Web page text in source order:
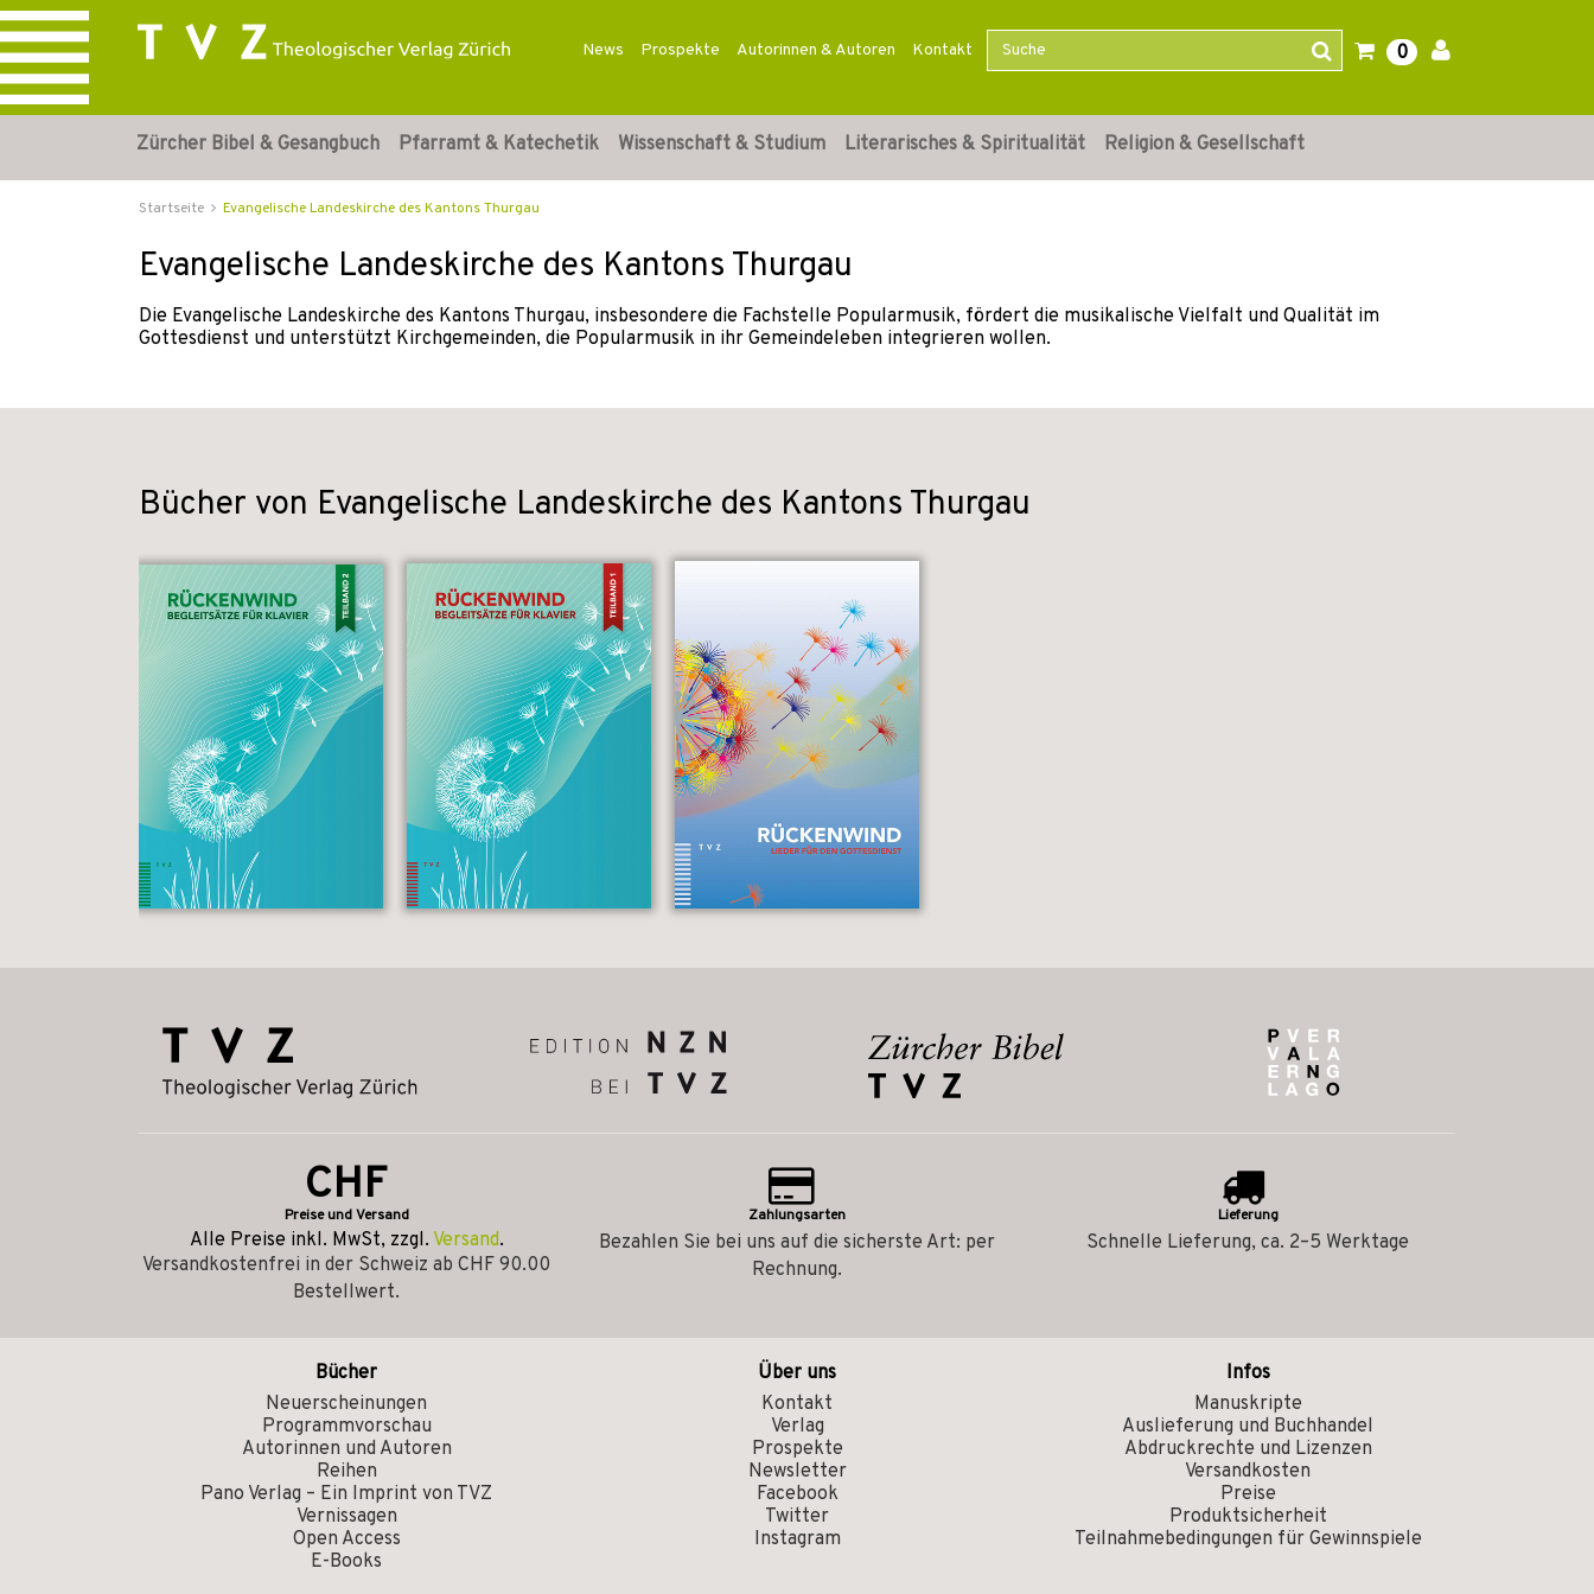
News Prospekte Autorinnen & Autoren Kontakt 0
Zürcher Bibel & Gesangbuch Pfarramt & Katechetik Wissenschaft & Studium Literarisches & Spiritualität Religion & Gesellschaft
Startseite Evangelische Landeskirche des Kantons Thurgau
Evangelische Landeskirche des Kantons Thurgau
Die Evangelische Landeskirche des Kantons Thurgau, insbesondere die Fachstelle Popularmusik, fördert die musikalische Vielfalt und Qualität im
Gottesdienst und unterstützt Kirchgemeinden, die Popularmusik in ihr Gemeindeleben integrieren wollen.
Bücher von Evangelische Landeskirche des Kantons Thurgau
CHF
Preise und Versand
Alle Preise inkl. MwSt, zzgl. Versand.
Versandkostenfrei in der Schweiz ab CHF 90.00
Bestellwert.
Zahlungsarten
Bezahlen Sie bei uns auf die sicherste Art: per
Rechnung.
Lieferung
Schnelle Lieferung, ca. 2–5 Werktage
Bücher
Neuerscheinungen
Programmvorschau
Autorinnen und Autoren
Reihen
Pano Verlag – Ein Imprint von TVZ
Vernissagen
Open Access
E-Books
Über uns
Kontakt
Verlag
Prospekte
Newsletter
Facebook
Twitter
Instagram
Infos
Manuskripte
Auslieferung und Buchhandel
Abdruckrechte und Lizenzen
Versandkosten
Preise
Produktsicherheit
Teilnahmebedingungen für Gewinnspiele